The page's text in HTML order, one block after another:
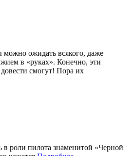
ожидать всякого, даже
в «руках». Конечно, эти
смогут! Пора их
в роли пилота знаменитой «Черной